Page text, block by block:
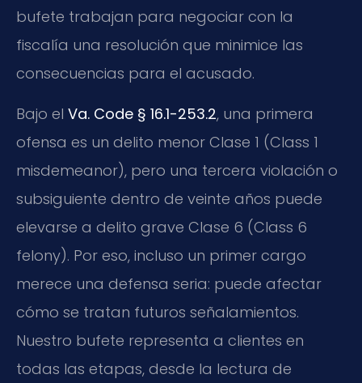
bufete trabajan para negociar con la
fiscalía una resolución que minimice las
consecuencias para el acusado.
Bajo el Va. Code § 16.1-253.2, una primera
ofensa es un delito menor Clase 1 (Class 1
misdemeanor), pero una tercera violación o
subsiguiente dentro de veinte años puede
elevarse a delito grave Clase 6 (Class 6
felony). Por eso, incluso un primer cargo
merece una defensa seria: puede afectar
cómo se tratan futuros señalamientos.
Nuestro bufete representa a clientes en
todas las etapas, desde la lectura de